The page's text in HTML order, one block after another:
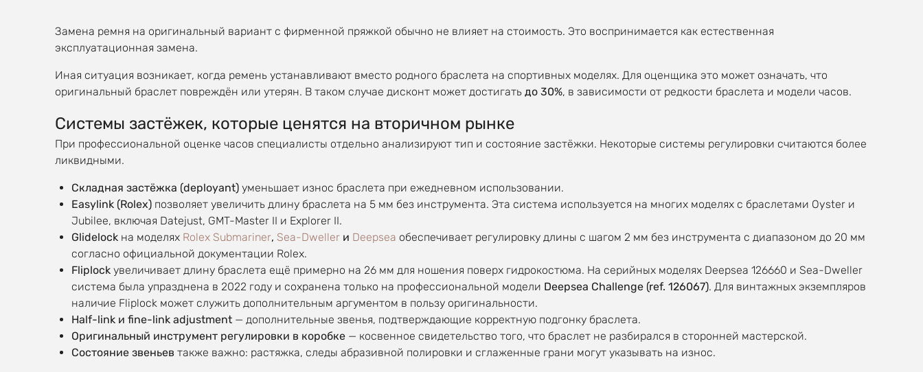
Замена ремня на оригинальный вариант с фирменной пряжкой обычно не влияет на стоимость. Это воспринимается как естественная
эксплуатационная замена.
Иная ситуация возникает, когда ремень устанавливают вместо родного браслета на спортивных моделях. Для оценщика это может означать, что
оригинальный браслет повреждён или утерян. В таком случае дисконт может достигать до 30%, в зависимости от редкости браслета и модели часов.
Системы застёжек, которые ценятся на вторичном рынке
При профессиональной оценке часов специалисты отдельно анализируют тип и состояние застёжки. Некоторые системы регулировки считаются более
ликвидными.
Складная застёжка (deployant)уменьшает износ браслета при ежедневном использовании.
Easylink (Rolex)позволяет увеличить длину браслета на 5 мм без инструмента. Эта система используется на многих моделях с браслетами Oyster и
Jubilee, включая Datejust, GMT-Master II и Explorer II.
Glidelockна моделях Rolex Submariner, Sea-Dwellerи Deepsea обеспечивает регулировку длины с шагом 2 мм без инструмента с диапазоном до 20 мм
согласно официальной документации Rolex.
Fliplockувеличивает длину браслета ещё примерно на 26 мм для ношения поверх гидрокостюма. На серийных моделях Deepsea 126660 и Sea-Dweller
система была упразднена в 2022 году и сохранена только на профессиональной модели Deepsea Challenge (ref. 126067). Для винтажных экземпляров
наличие Fliplock может служить дополнительным аргументом в пользу оригинальности.
Half-link и fine-link adjustment— дополнительные звенья, подтверждающие корректную подгонку браслета.
Оригинальный инструмент регулировки в коробке— косвенное свидетельство того, что браслет не разбирался в сторонней мастерской.
Состояние звеньев также важно: растяжка, следы абразивной полировки и сглаженные грани могут указывать на износ.